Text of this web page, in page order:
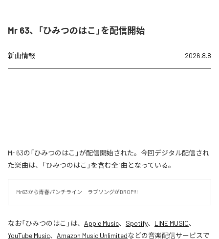
Mr 63、「ひみつのはこ」を配信開始
新曲情報 2026.8.8
Mr 63の「ひみつのはこ」が配信開始された。今回デジタル配信され
た楽曲は、「ひみつのはこ」を含む全1曲となっている。
Mr63から青春パンチライン　ラブソングがDROP!!!
なお「ひみつのはこ 」は、 Apple Music、 Spotify、 LINE MUSIC、
YouTube Music、 Amazon Music Unlimitedなどの音楽配信サービスで